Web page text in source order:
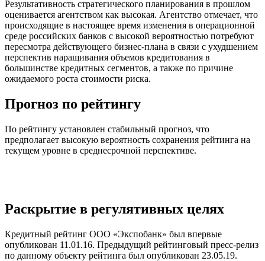
Результативность стратегического планирования в прошлом
оценивается агентством как высокая. Агентство отмечает, что
происходящие в настоящее время изменения в операционной
среде российских банков с высокой вероятностью потребуют
пересмотра действующего бизнес-плана в связи с ухудшением
перспектив наращивания объемов кредитования в
большинстве кредитных сегментов, а также по причине
ожидаемого роста стоимости риска.
Прогноз по рейтингу
По рейтингу установлен стабильный прогноз, что
предполагает высокую вероятность сохранения рейтинга на
текущем уровне в среднесрочной перспективе.
Раскрытие в регулятивных целях
Кредитный рейтинг ООО «Экспобанк» был впервые
опубликован 11.01.16. Предыдущий рейтинговый пресс-релиз
по данному объекту рейтинга был опубликован 23.05.19.